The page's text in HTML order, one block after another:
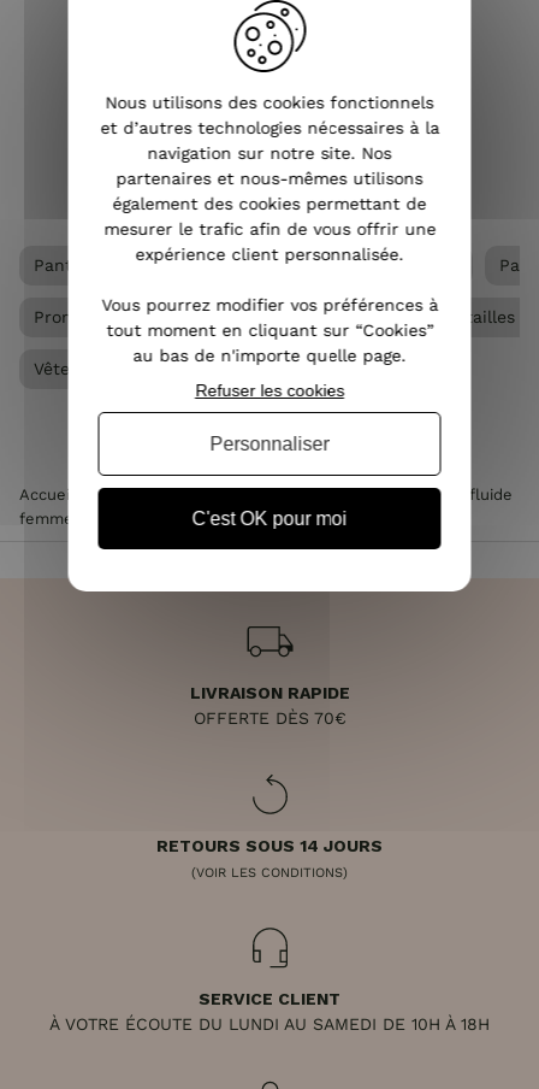
et intergénérationnel, ce vêtement
pour femme s’adapte à tous les styles
vestimentaires et peut être porté à
droit, chino...
VOIR L'ARTICLE
Pantalon femme Pantalon femme grande taille
Promos Ventes privées Vêtements Grandes tailles
Vêtements femme
Accueil Vêtements femme
Pantalon fluide
femme
Pantalon de tailleur femme camel clair
LIVRAISON RAPIDE
OFFERTE DÈS 70€
RETOURS SOUS 14 JOURS
(VOIR LES CONDITIONS)
SERVICE CLIENT
À VOTRE ÉCOUTE DU LUNDI AU SAMEDI DE 10H À 18H
Nous utilisons des cookies fonctionnels
et d’autres technologies nécessaires à la
navigation sur notre site. Nos
partenaires et nous-mêmes utilisons
également des cookies permettant de
mesurer le trafic afin de vous offrir une
expérience client personnalisée.
Vous pourrez modifier vos préférences à
tout moment en cliquant sur “Cookies”
au bas de n'importe quelle page.
C'est OK pour moi
Refuser les cookies
Personnaliser